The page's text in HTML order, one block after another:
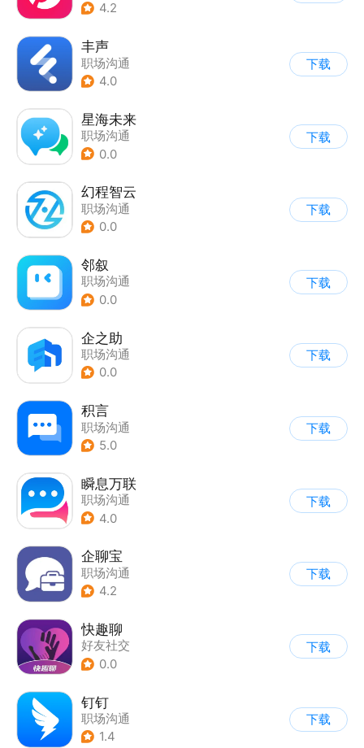
4.2
丰声
职场沟通
4.0
下载
星海未来
职场沟通
0.0
下载
幻程智云
职场沟通
0.0
下载
邻叙
职场沟通
0.0
下载
企之助
职场沟通
0.0
下载
积言
职场沟通
5.0
下载
瞬息万联
职场沟通
4.0
下载
企聊宝
职场沟通
4.2
下载
快趣聊
好友社交
0.0
下载
钉钉
职场沟通
1.4
下载